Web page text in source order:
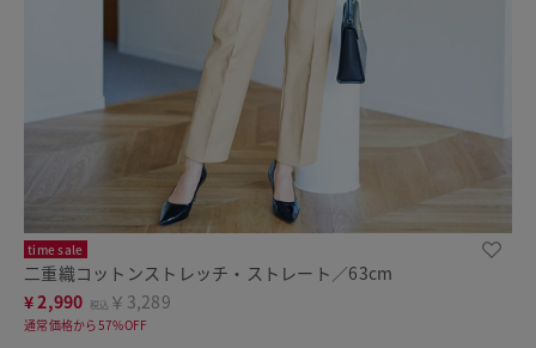
time sale
二重織コットンストレッチ・ストレート／63cm
¥2,990 税込 ￥3,289
通常価格から57%OFF